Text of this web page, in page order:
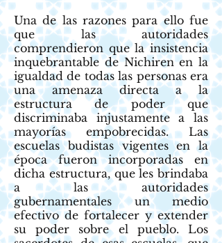
Una de las razones para ello fue
que las autoridades
comprendieron que la insistencia
inquebrantable de Nichiren en la
igualdad de todas las personas era
una amenaza directa a la
estructura de poder que
discriminaba injustamente a las
mayorías empobrecidas. Las
escuelas budistas vigentes en la
época fueron incorporadas en
dicha estructura, que les brindaba
a las autoridades
gubernamentales un medio
efectivo de fortalecer y extender
su poder sobre el pueblo. Los